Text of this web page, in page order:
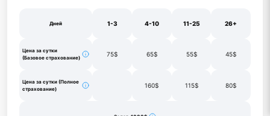
Дней 1-3 4-10 11-25 26+
Цена за сутки
(Базовое страхование)
75$ 65$ 55$ 45$
Цена за сутки (Полное
страхование)
160$ 115$ 80$